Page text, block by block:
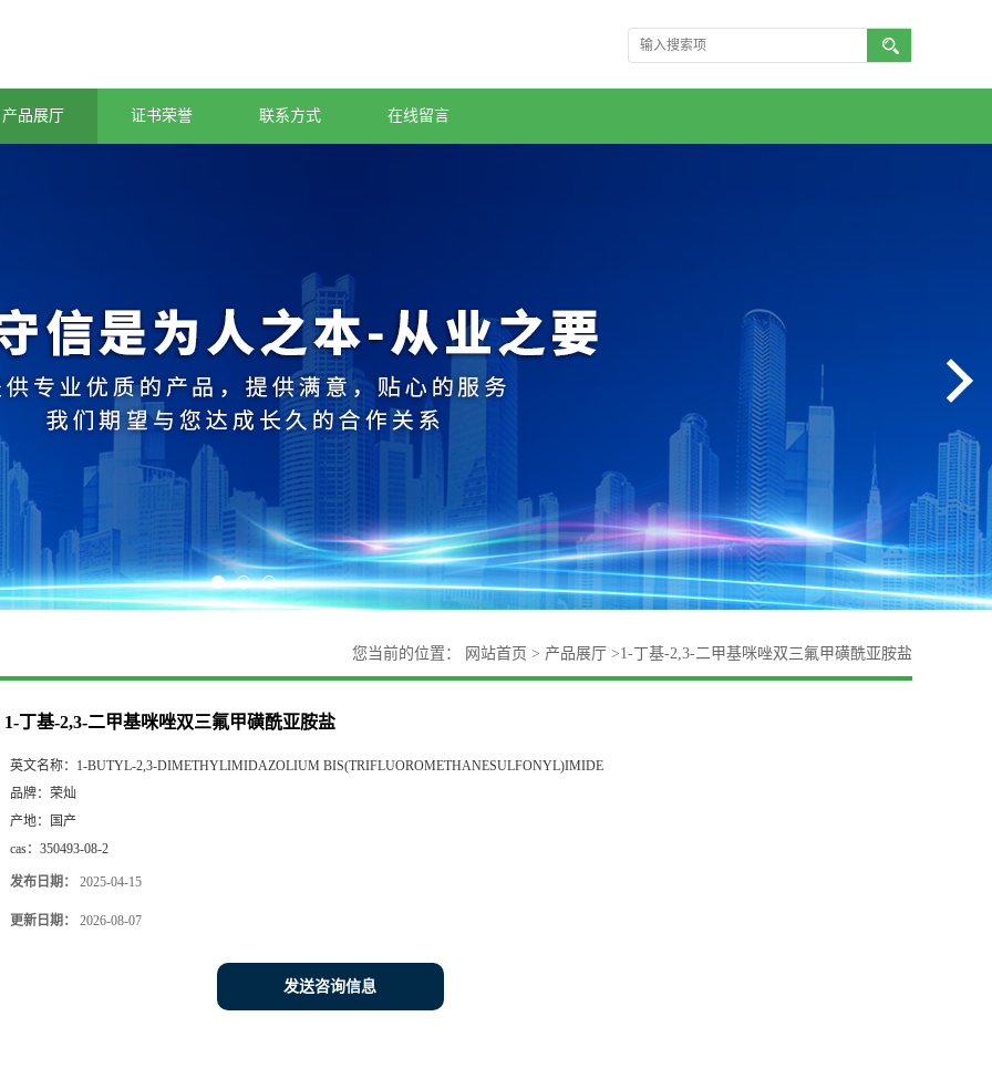
产品展厅 证书荣誉 联系方式 在线留言
您当前的位置： 网站首页 > 产品展厅 >1-丁基-2,3-二甲基咪唑双三氟甲磺酰亚胺盐
1-丁基-2,3-二甲基咪唑双三氟甲磺酰亚胺盐
英文名称： 1-BUTYL-2,3-DIMETHYLIMIDAZOLIUM BIS(TRIFLUOROMETHANESULFONYL)IMIDE
品牌： 荣灿
产地：
国产
cas： 350493-08-2
发布日期： 2025-04-15
更新日期： 2026-08-07
发送咨询信息